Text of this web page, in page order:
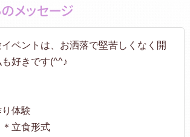
メッセージ
ベントは、お洒落で堅苦しくなく開
好きです(^^♪
体験
立食形式